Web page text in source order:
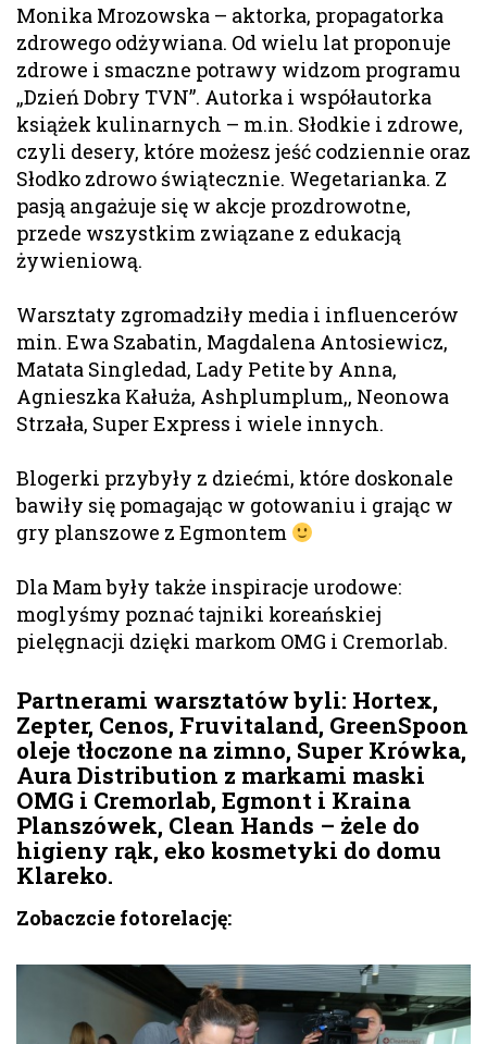
Monika Mrozowska – aktorka, propagatorka
zdrowego odżywiana. Od wielu lat proponuje
zdrowe i smaczne potrawy widzom programu
„Dzień Dobry TVN”. Autorka i współautorka
książek kulinarnych – m.in. Słodkie i zdrowe,
czyli desery, które możesz jeść codziennie oraz
Słodko zdrowo świątecznie. Wegetarianka. Z
pasją angażuje się w akcje prozdrowotne,
przede wszystkim związane z edukacją
żywieniową.
Warsztaty zgromadziły media i influencerów
min. Ewa Szabatin, Magdalena Antosiewicz,
Matata Singledad, Lady Petite by Anna,
Agnieszka Kałuża, Ashplumplum,, Neonowa
Strzała, Super Express i wiele innych.
Blogerki przybyły z dziećmi, które doskonale
bawiły się pomagając w gotowaniu i grając w
gry planszowe z Egmontem
Dla Mam były także inspiracje urodowe:
moglyśmy poznać tajniki koreańskiej
pielęgnacji dzięki markom OMG i Cremorlab.
Partnerami warsztatów byli: Hortex,
Zepter, Cenos, Fruvitaland, GreenSpoon
oleje tłoczone na zimno, Super Krówka,
Aura Distribution z markami maski
OMG i Cremorlab, Egmont i Kraina
Planszówek, Clean Hands – żele do
higieny rąk, eko kosmetyki do domu
Klareko.
Zobaczcie fotorelację: